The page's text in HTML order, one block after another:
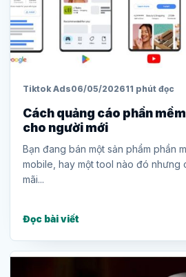
Tiktok Ads06/05/202611 phút đọc
Cách quảng cáo phần
cho người mới
Bạn đang bán một sản phẩm phần
mobile, hay một tool nào đó nhưng
mãi...
Đọc bài viết